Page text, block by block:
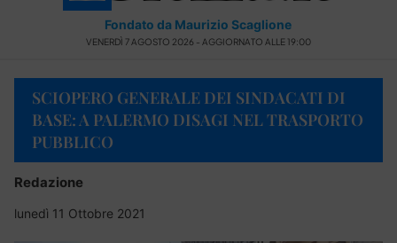
Fondato da Maurizio Scaglione
VENERDÌ 7 AGOSTO 2026 - AGGIORNATO ALLE 19:00
SCIOPERO GENERALE DEI SINDACATI DI
BASE: A PALERMO DISAGI NEL TRASPORTO
PUBBLICO
Redazione
lunedì 11 Ottobre 2021